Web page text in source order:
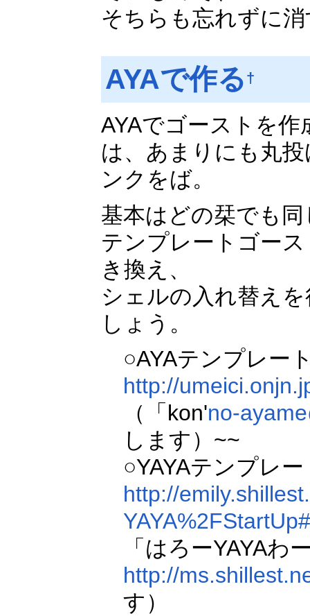
そちらも忘れずに
AYAで作る †
AYAでゴーストを
は、あまりにも丸
ンクをば。
基本はどの栞でも
テンプレートゴー
き換え、
シェルの入れ替え
しょう。
○AYAテンプレー
http://
（「kon'no-
します）~~
○YAYAテンプレ
http://
「はろーYAYAわ
http://
す）